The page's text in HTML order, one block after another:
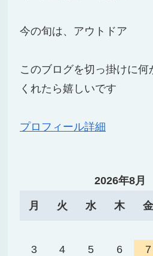
今の旬は、アウトドア
このブログを切っ掛けに何
くれたら嬉しいです
プロフィール詳細
2026年8月
月 火 水 木 金
3
4 5 6 7